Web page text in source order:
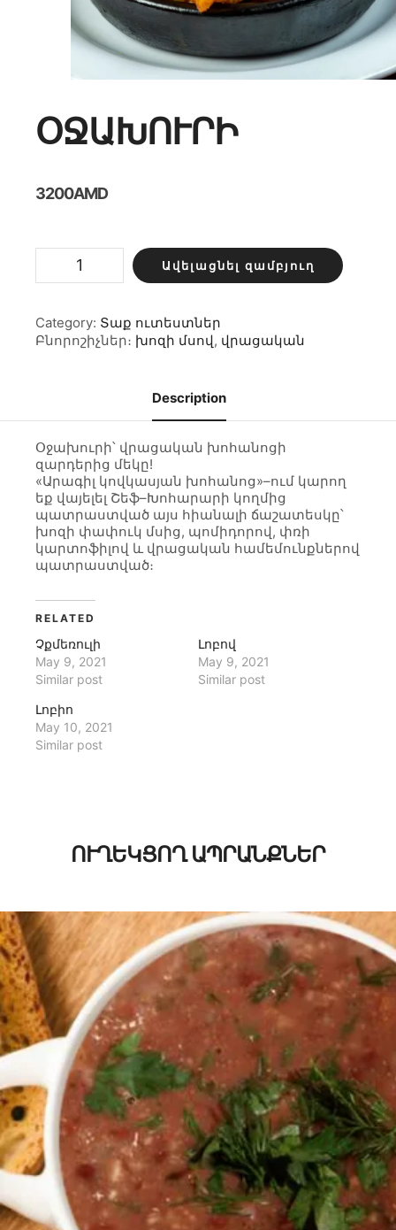
ՕՋԱԽՈՒՐԻ
3200AMD
քանակ
Ավելացնել զամբյուղ
Category: Տաք ուտեստներ
Բնորոշիչներ։ խոզի մսով, վրացական
Description
Օջախուրի՝ վրացական խոհանոցի
զարդերից մեկը!
«Արագիլ կովկասյան խոհանոց»–ում կարող
եք վայելել Շեֆ–Խոհարարի կողմից
պատրաստված այս հիանալի ճաշատեսկը՝
խոզի փափուկ մսից, պոմիդորով, փռի
կարտոֆիլով և վրացական համեմունքներով
պատրաստված։
RELATED
Չքմեռուլի
May 9, 2021
Similar post
Լոբով
May 9, 2021
Similar post
Լոբիո
May 10, 2021
Similar post
ՈՒՂԵԿՑՈՂ ԱՊՐԱՆՔՆԵՐ
1400AMD